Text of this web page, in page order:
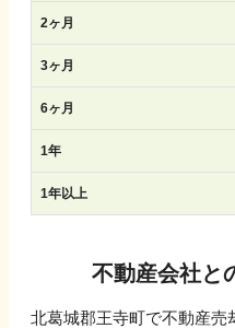
2ヶ月
3ヶ月
6ヶ月
1年
1年以上
不動産会社と
北葛城郡王寺町で不動産売